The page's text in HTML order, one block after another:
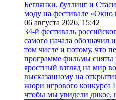
Беглянки, буллинг и
моду на фестивале «Окно
06 августа 2026, 15:42
34-й фестиваль
самого начала обозначил
том числе и потому, что
программе фильмы
яростный взгляд на мир
высказанному на
жюри игрового конкурса
чтобы мы увидели дикое,